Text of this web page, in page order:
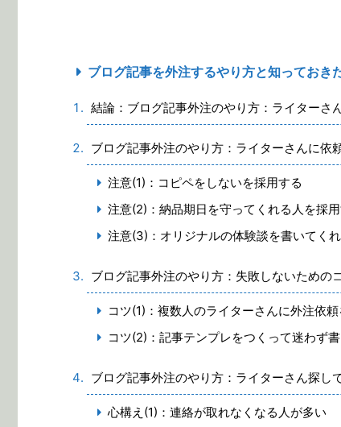
ブログ記事を外注するやり方と知っておき
結論：ブログ記事外注のやり方：ライターさ
ブログ記事外注のやり方：ライターさんに依
注意(1)：コピペをしないを採用する
注意(2)：納品期日を守ってくれる人を採
注意(3)：オリジナルの体験談を書いてく
ブログ記事外注のやり方：失敗しないための
コツ(1)：複数人のライターさんに外注依頼
コツ(2)：記事テンプレをつくって迷わず
ブログ記事外注のやり方：ライターさん探し
心構え(1)：連絡が取れなくなる人が多い